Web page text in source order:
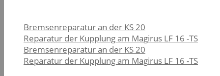
Bremsenreparatur an der KS 20
Reparatur der Kupplung am Magirus LF 16 -TS
Bremsenreparatur an der KS 20
Reparatur der Kupplung am Magirus LF 16 -TS